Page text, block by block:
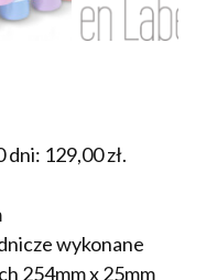
dni: 129,00zł.
wykonane
254mm x 25mm